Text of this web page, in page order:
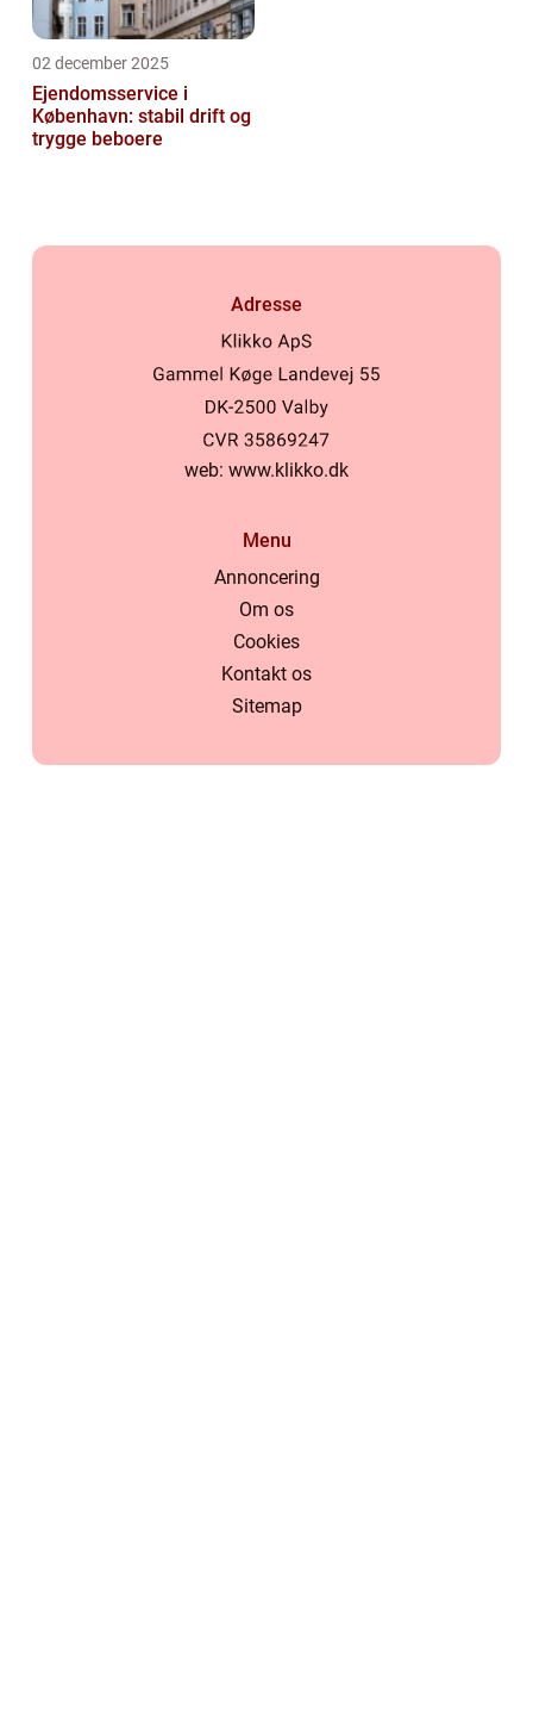
02 december 2025
Ejendomsservice i
København: stabil drift og
trygge beboere
Adresse
web: www.klikko.dk
Menu
Annoncering
Om os
Cookies
Kontakt os
Sitemap